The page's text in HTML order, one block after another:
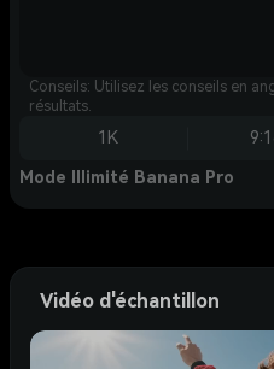
Conseils: Utilisez les conseils en
résultats.
1K
Mode Illimité Banana Pro
Vidéo d'échantillon